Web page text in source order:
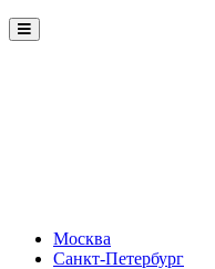
Menu
Москва
Санкт-Петербург